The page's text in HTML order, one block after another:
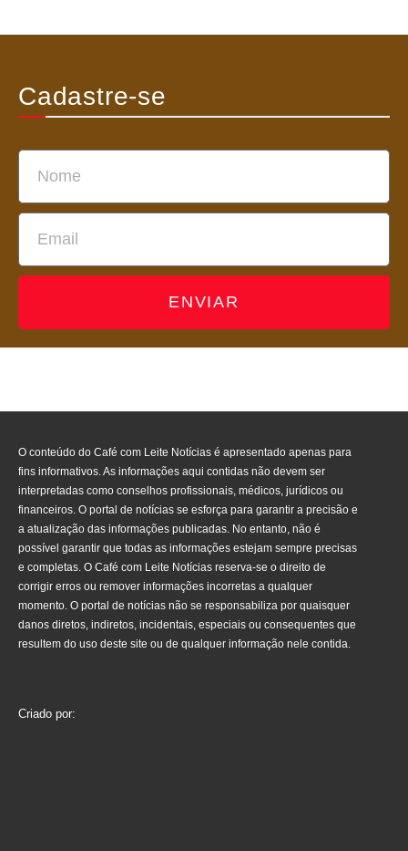
Cadastre-se
ENVIAR
O conteúdo do Café com Leite Notícias é apresentado apenas para
fins informativos. As informações aqui contidas não devem ser
interpretadas como conselhos profissionais, médicos, jurídicos ou
financeiros. O portal de notícias se esforça para garantir a precisão e
a atualização das informações publicadas. No entanto, não é
possível garantir que todas as informações estejam sempre precisas
e completas. O Café com Leite Notícias reserva-se o direito de
corrigir erros ou remover informações incorretas a qualquer
momento. O portal de notícias não se responsabiliza por quaisquer
danos diretos, indiretos, incidentais, especiais ou consequentes que
resultem do uso deste site ou de qualquer informação nele contida.
Criado por: